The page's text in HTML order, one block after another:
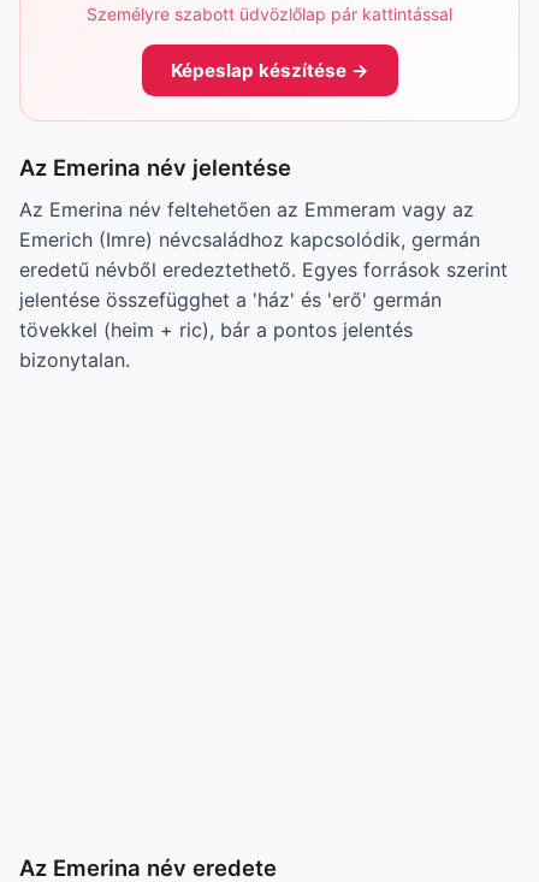
Személyre szabott üdvözlőlap pár kattintással
Képeslap készítése →
Az Emerina név jelentése
Az Emerina név feltehetően az Emmeram vagy az
Emerich (Imre) névcsaládhoz kapcsolódik, germán
eredetű névből eredeztethető. Egyes források szerint
jelentése összefügghet a 'ház' és 'erő' germán
tövekkel (heim + ric), bár a pontos jelentés
bizonytalan.
Az Emerina név eredete